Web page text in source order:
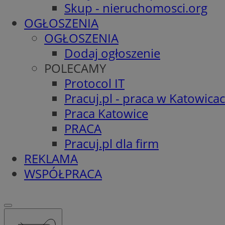
Skup - nieruchomosci.org
OGŁOSZENIA
OGŁOSZENIA
Dodaj ogłoszenie
POLECAMY
Protocol IT
Pracuj.pl - praca w
Praca Katowice
PRACA
Pracuj.pl dla firm
REKLAMA
WSPÓŁPRACA